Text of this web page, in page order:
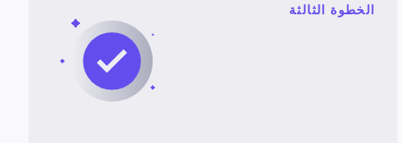
الخطوة الثالثة